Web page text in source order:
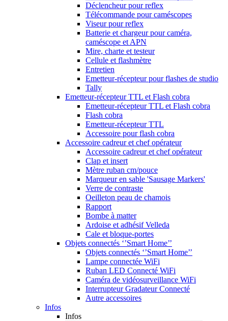
Déclencheur pour reflex
Télécommande pour caméscopes
Viseur pour reflex
Batterie et chargeur pour caméra,
caméscope et APN
Mire, charte et testeur
Cellule et flashmètre
Entretien
Emetteur-récepteur pour flashes de studio
Tally
Emetteur-récepteur TTL et Flash cobra
Emetteur-récepteur TTL et Flash cobra
Flash cobra
Emetteur-récepteur TTL
Accessoire pour flash cobra
Accessoire cadreur et chef opérateur
Accessoire cadreur et chef opérateur
Clap et insert
Mètre ruban cm/pouce
Marqueur en sable 'Sausage Markers'
Verre de contraste
Oeilleton peau de chamois
Rapport
Bombe à matter
Ardoise et adhésif Velleda
Cale et bloque-portes
Objets connectés ‘’Smart Home’’
Objets connectés ‘’Smart Home’’
Lampe connectée WiFi
Ruban LED Connecté WiFi
Caméra de vidéosurveillance WiFi
Interrupteur Gradateur Connecté
Autre accessoires
Infos
Infos